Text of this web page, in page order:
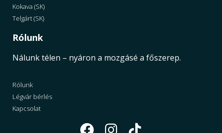
Kokava (SK)
Telgárt (SK)
Rólunk
Nálunk télen – nyáron a mozgásé a főszerep.
Rólunk
Légvár bérlés
Kapcsolat